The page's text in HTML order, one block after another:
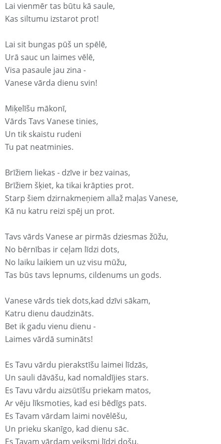
Lai vienmēr tas būtu kā saule,
Kas siltumu izstarot prot!
Lai sit bungas pūš un spēlē,
Urā sauc un laimes vēlē,
Visa pasaule jau zina -
Vanese vārda dienu svin!
Miķelīšu mākonī,
Vārds Tavs Vanese tinies,
Un tik skaistu rudeni
Tu pat neatminies.
Brīžiem liekas - dzīve ir bez vainas,
Brīžiem šķiet, ka tikai krāpties prot.
Starp šiem dzirnakmeņiem allaž maļas Vanese,
Kā nu katru reizi spēj un prot.
Tavs vārds Vanese ar pirmās dziesmas žūžu,
No bērnības ir ceļam līdzi dots,
No laiku laikiem un uz visu mūžu,
Tas būs tavs lepnums, cildenums un gods.
Vanese vārds tiek dots,kad dzīvi sākam,
Katru dienu daudzināts.
Bet ik gadu vienu dienu -
Laimes vārdā sumināts!
Es Tavu vārdu pierakstīšu laimei līdzās,
Un sauli dāvāšu, kad nomaldījies stars.
Es Tavu vārdu aizsūtīšu priekam matos,
Ar vēju līksmoties, kad esi bēdīgs pats.
Es Tavam vārdam laimi novēlēšu,
Un prieku skanīgo, kad dienu sāc.
Es Tavam vārdam veiksmi līdzi došu,